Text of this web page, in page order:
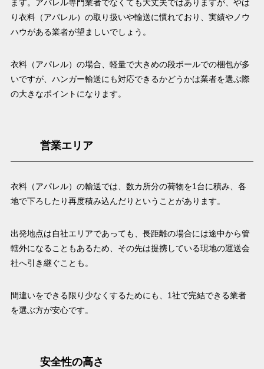
ます。アパレル専門業者でなくても大丈夫ではありますが、やは
り衣料（アパレル）の取り扱いや輸送に慣れており、実績やノウ
ハウがある業者が望ましいでしょう。
衣料（アパレル）の場合、軽量で大きめの段ボールでの梱包が多
いですが、ハンガー輸送にも対応できるかどうかは業者を選ぶ際
の大きなポイントになります。
営業エリア
衣料（アパレル）の輸送では、数カ所分の荷物を1台に積み、各
地で下ろしたり再度積み込んだりということがあります。
出発地点は自社エリアであっても、長距離の場合には途中から管
轄外になることもあるため、その先は提携している現地の運送会
社へ引き継ぐことも。
間違いをできる限り少なくするためにも、1社で完結できる業者
を選ぶ方が安心です。
安全性の高さ